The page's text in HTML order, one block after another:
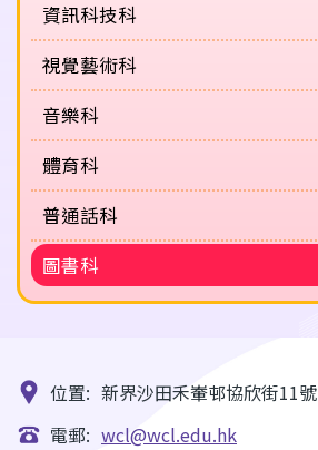
資訊科技科
視覺藝術科
音樂科
體育科
普通話科
圖書科
位置: 新界沙田禾輋邨協欣街11號
電郵: wcl@wcl.edu.hk